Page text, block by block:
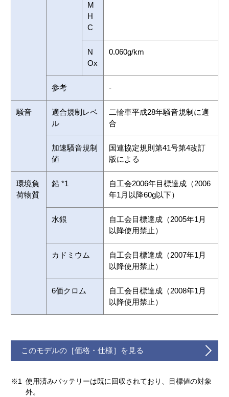
M
H
C
N
Ox
0.060g/km
参考 -
騒音
適合規制レベ
ル
二輪車平成28年騒音規制に適
合
加速騒音規制
値
国連協定規則第41号第4改訂
版による
環境負
荷物質
鉛 *1
自工会2006年目標達成（2006
年1月以降60g以下）
水銀
自工会目標達成（2005年1月
以降使用禁止）
カドミウム
自工会目標達成（2007年1月
以降使用禁止）
6価クロム
自工会目標達成（2008年1月
以降使用禁止）
このモデルの［価格・仕様］を見る
※1
使用済みバッテリーは既に回収されており、目標値の対象
外。